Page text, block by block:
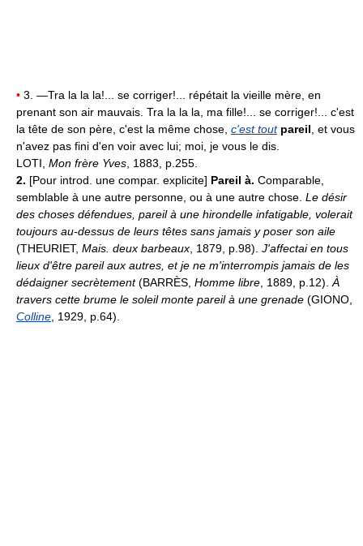
• 3. —Tra la la la!... se corriger!... répétait la vieille mère, en
prenant son air mauvais. Tra la la la, ma fille!... se corriger!... c'est
la tête de son père, c'est la même chose, c'est tout pareil , et vous
n'avez pas fini d'en voir avec lui; moi, je vous le dis.
LOTI, Mon frère Yves , 1883, p.255.
2. [Pour introd. une compar. explicite] Pareil à. Comparable,
semblable à une autre personne, ou à une autre chose. Le désir
des choses défendues, pareil à une hirondelle infatigable, volerait
toujours au-dessus de leurs têtes sans jamais y poser son aile
(THEURIET, Mais. deux barbeaux , 1879, p.98). J'affectai en tous
lieux d'être pareil aux autres, et je ne m'interrompis jamais de les
dédaigner secrètement(BARRÈS, Homme libre , 1889, p.12). À
travers cette brume le soleil monte pareil à une grenade (GIONO,
Colline , 1929, p.64).